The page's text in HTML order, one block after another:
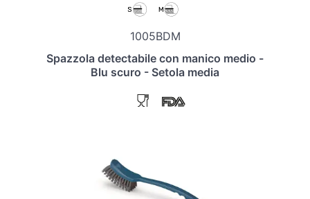
1005BDM
Spazzola detectabile con manico medio -
Blu scuro - Setola media